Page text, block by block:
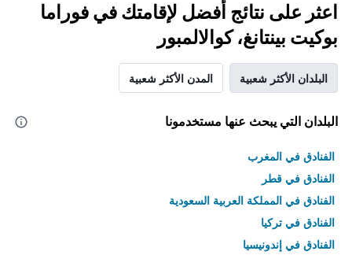
اعثر على نتائج أفضل لإقامتك في فوراما
بوكيت بينتانغ، كوالالمبور
البلدان الأكثر شعبية المدن الأكثر شعبية
البلدان التي يبحث عنها مستخدمونا
الفنادق في المغرب
الفنادق في قطر
الفنادق في المملكة العربية السعودية
الفنادق في تركيا
الفنادق في إندونيسيا